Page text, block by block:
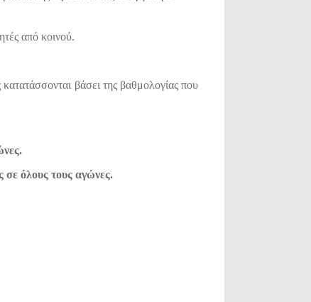
από κοινού.
βάσει της βαθμολογίας που
σε όλους τους αγώνες.